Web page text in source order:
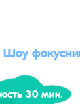
Шоу
30 мин.